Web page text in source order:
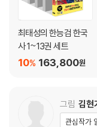
최태성의 한능검 한국
사 1~13권 세트
163,800원
10%
그림 김현
관심작가